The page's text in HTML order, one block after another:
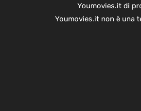
Youmovies.it di
Youmovies.it non è una